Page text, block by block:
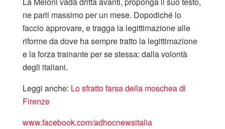
ne parli massimo per un mese. Dopodiché lo
faccio approvare, e tragga la legittimazione alle
riforme da dove ha sempre tratto la legittimazione
e la forza trainante per se stessa: dalla volontà
degli italiani.
Leggi anche: Lo sfratto farsa della moschea di
Firenze
www.facebook.com/adhocnewsitalia